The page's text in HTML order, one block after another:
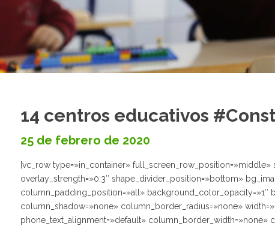
14 centros educativos
25 de febrero de 2020
[vc_row type=»in_container»
overlay_strength=»0.3″ shape_divider_position=»bottom»
column_padding_position=»all» background_color_opacity=»1″
column_shadow=»none» column_border_radius=»none»
phone_text_alignment=»default» column_border_width=»none»